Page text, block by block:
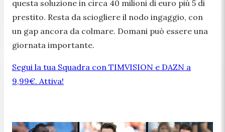
questa soluzione in circa 40 milioni di euro più 5 di
prestito. Resta da sciogliere il nodo ingaggio, con
un gap ancora da colmare. Domani può essere una
giornata importante.
Segui la tua Squadra con TIMVISION e DAZN a
9,99€. Attiva!